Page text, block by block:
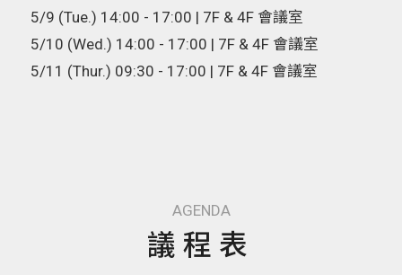
5/9 (Tue.) 14:00 - 17:00 | 7F & 4F 會議室
5/10 (Wed.) 14:00 - 17:00 | 7F & 4F 會議室
5/11 (Thur.) 09:30 - 17:00 | 7F & 4F 會議室
AGENDA
議程表